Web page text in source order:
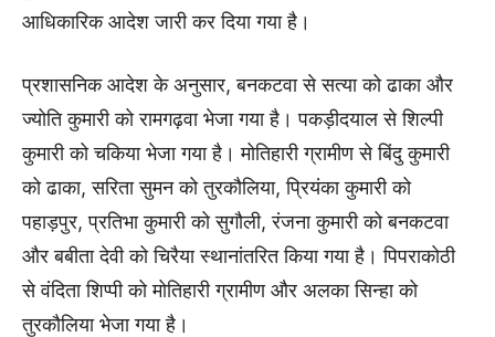
आधिकारिक आदेश जारी कर दिया गया है।
प्रशासनिक आदेश के अनुसार, बनकटवा से सत्या को ढाका और
ज्योति कुमारी को रामगढ़वा भेजा गया है। पकड़ीदयाल से शिल्पी
कुमारी को चकिया भेजा गया है। मोतिहारी ग्रामीण से बिंदु कुमारी
को ढाका, सरिता सुमन को तुरकौलिया, प्रियंका कुमारी को
पहाड़पुर, प्रतिभा कुमारी को सुगौली, रंजना कुमारी को बनकटवा
और बबीता देवी को चिरैया स्थानांतरित किया गया है। पिपराकोठी
से वंदिता शिप्पी को मोतिहारी ग्रामीण और अलका सिन्हा को
तुरकौलिया भेजा गया है।